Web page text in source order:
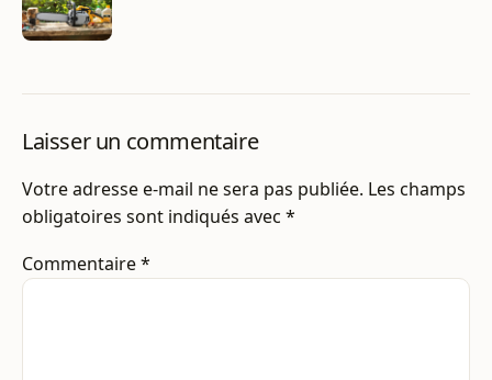
Laisser un commentaire
Votre adresse e-mail ne sera pas publiée. Les champs
obligatoires sont indiqués avec *
Commentaire*